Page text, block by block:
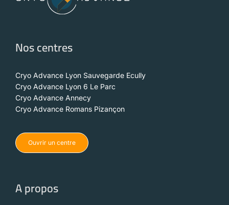
Nos centres
Cryo Advance Lyon Sauvegarde Ecully
Cryo Advance Lyon 6 Le Parc
Cryo Advance Annecy
Cryo Advance Romans Pizançon
Ouvrir un centre
A propos